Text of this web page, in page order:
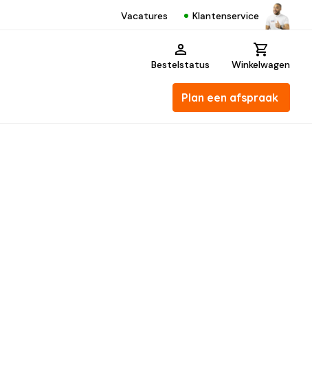
Vacatures Klantenservice
Bestelstatus Winkelwagen
Plan een afspraak